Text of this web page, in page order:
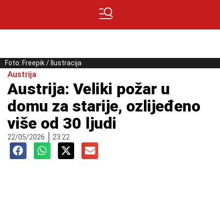
Foto: Freepik / Ilustracija
Austrija
Austrija: Veliki požar u
domu za starije, ozlijeđeno
više od 30 ljudi
22/05/2026 23:22